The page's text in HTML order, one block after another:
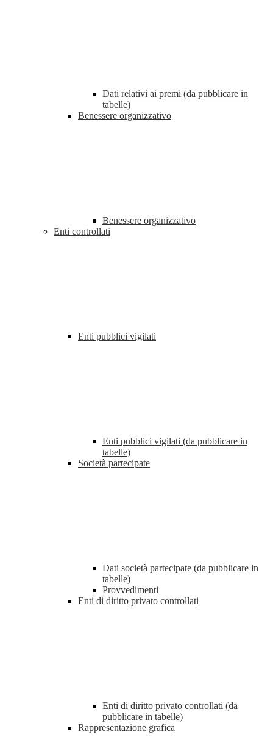
Dati relativi ai premi (da pubblicare in
tabelle)
Benessere organizzativo
Benessere organizzativo
Enti controllati
Enti pubblici vigilati
Enti pubblici vigilati (da pubblicare in
tabelle)
Società partecipate
Dati società partecipate (da pubblicare in
tabelle)
Provvedimenti
Enti di diritto privato controllati
Enti di diritto privato controllati (da
pubblicare in tabelle)
Rappresentazione grafica